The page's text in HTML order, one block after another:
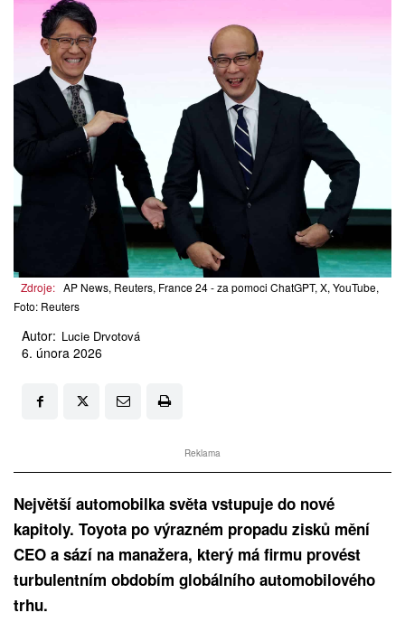
Zdroje: AP News, Reuters, France 24 - za pomoci ChatGPT, X, YouTube,
Foto: Reuters
Autor: Lucie Drvotová
6. února 2026
Reklama
Největší automobilka světa vstupuje do nové
kapitoly. Toyota po výrazném propadu zisků mění
CEO a sází na manažera, který má firmu provést
turbulentním obdobím globálního automobilového
trhu.